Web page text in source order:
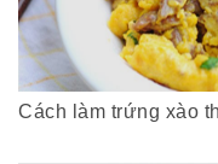
Cách làm trứng xào